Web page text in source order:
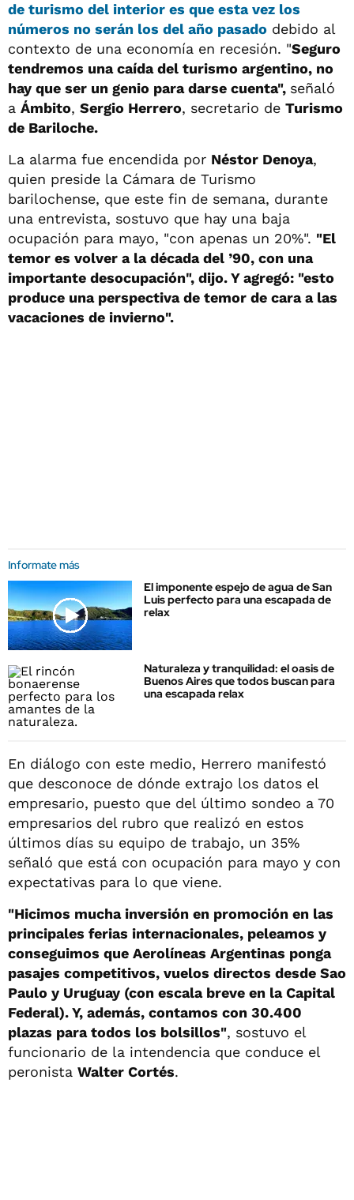
de turismo del interior es que esta vez los
números no serán los del año pasado debido al
contexto de una economía en recesión. "Seguro
tendremos una caída del turismo argentino, no
hay que ser un genio para darse cuenta", señaló
a Ámbito, Sergio Herrero, secretario de Turismo
de Bariloche.
La alarma fue encendida por Néstor Denoya,
quien preside la Cámara de Turismo
barilochense, que este fin de semana, durante
una entrevista, sostuvo que hay una baja
ocupación para mayo, "con apenas un 20%". "El
temor es volver a la década del ’90, con una
importante desocupación", dijo. Y agregó: "esto
produce una perspectiva de temor de cara a las
vacaciones de invierno".
Informate más
El imponente espejo de agua de San
Luis perfecto para una escapada de
relax
Naturaleza y tranquilidad: el oasis de
Buenos Aires que todos buscan para
una escapada relax
En diálogo con este medio, Herrero manifestó
que desconoce de dónde extrajo los datos el
empresario, puesto que del último sondeo a 70
empresarios del rubro que realizó en estos
últimos días su equipo de trabajo, un 35%
señaló que está con ocupación para mayo y con
expectativas para lo que viene.
"Hicimos mucha inversión en promoción en las
principales ferias internacionales, peleamos y
conseguimos que Aerolíneas Argentinas ponga
pasajes competitivos, vuelos directos desde Sao
Paulo y Uruguay (con escala breve en la Capital
Federal). Y, además, contamos con 30.400
plazas para todos los bolsillos", sostuvo el
funcionario de la intendencia que conduce el
peronista Walter Cortés.